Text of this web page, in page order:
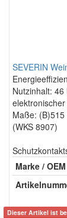
SEVERIN
Nutzinhalt:
Maße:
(WKS 8907)
Marke / OEM
Dieser Artikel ist